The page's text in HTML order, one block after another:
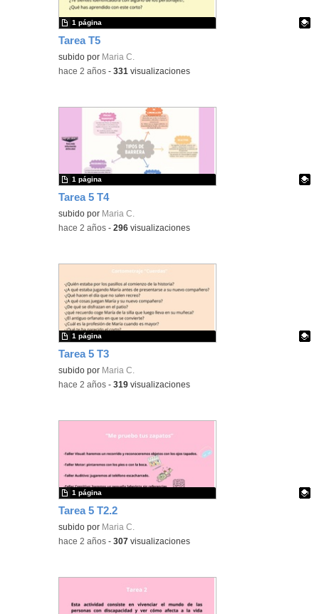
Tarea T5
Contenido educativo.
subido por Maria C.
1 página
-hace 2 años -331 visualizaciones
Tarea 5 T4
Contenido educativo.
subido por Maria C.
1 página
-hace 2 años -296 visualizaciones
Tarea 5 T3
Contenido educativo.
subido por Maria C.
1 página
-hace 2 años -319 visualizaciones
Tarea 5 T2.2
Contenido educativo.
subido por Maria C.
1 página
-hace 2 años -307 visualizaciones